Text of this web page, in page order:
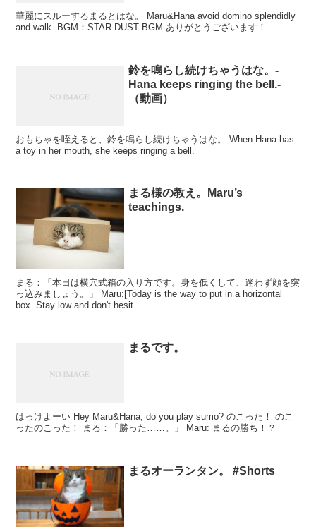
華麗にスルーするまるとはな。 Maru&Hana avoid domino splendidly
and walk. BGM：STAR DUST BGM ありがとうございます！
鈴を鳴らし続けちゃうはな。-
Hana keeps ringing the bell.-
（動画）
おもちゃを咥えると、鈴を鳴らし続けちゃうはな。 When Hana has
a toy in her mouth, she keeps ringing a bell.
まる様の教え。Maru’s
teachings.
まる：「本日は横穴式箱の入り方です。身を低くして、迷わず顔を突
っ込みましょう。」 Maru:[Today is the way to put in a horizontal
box. Stay low and don't hesit...
まるです。
はっけよーい Hey Maru&Hana, do you play sumo? のこった！ のこ
ったのこった！ まる：「勝った……。」 Maru: まるの勝ち！？
まるオーランタン。 #Shorts